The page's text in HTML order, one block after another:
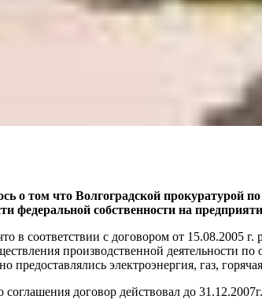
о том что Волгоградской прокуратурой
федеральной собственности на
в соответствии с договором от
производственной деятельности
предоставлялись электроэнергия, газ,
договор действовал до 31.12.2007г.